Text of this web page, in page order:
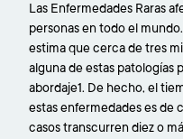
Las Enfermedades Raras
personas en todo el
estima que cerca de tres
alguna de estas patologías
abordaje1. De hecho, el
estas enfermedades es de
casos transcurren diez o